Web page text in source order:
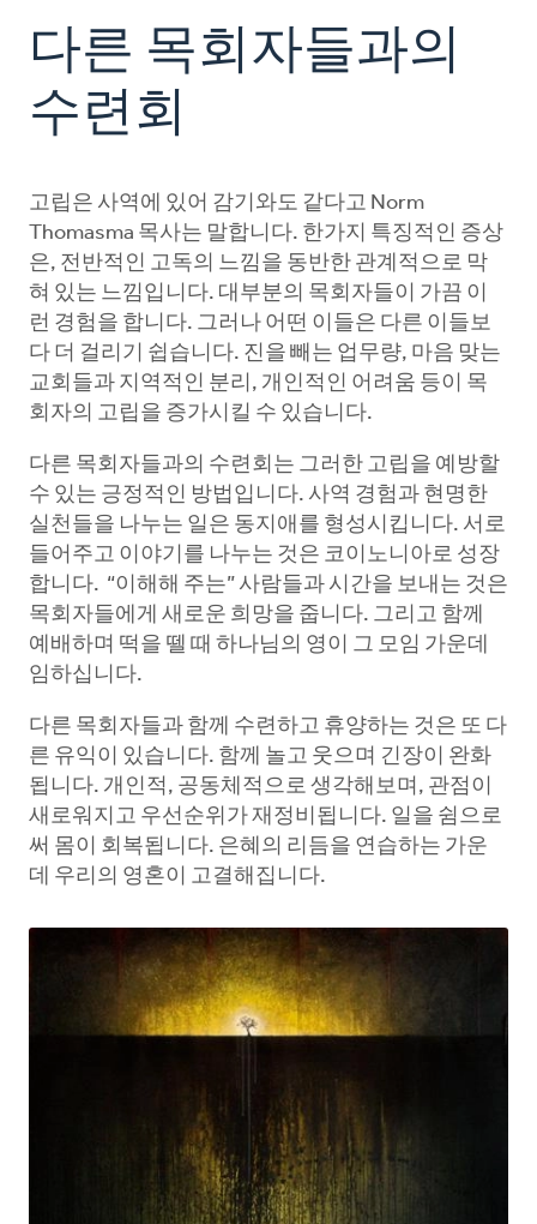
Making Room for God
Spiritual Companion
Peer Group
Retreating
Ongoing Rhythm
다른 목회자들과의
수련회
고립은 사역에 있어 감기와도 같다고 Norm
Thomasma 목사는 말합니다. 한가지 특징적인 증상
은, 전반적인 고독의 느낌을 동반한 관계적으로 막
혀 있는 느낌입니다. 대부분의 목회자들이 가끔 이
런 경험을 합니다. 그러나 어떤 이들은 다른 이들보
다 더 걸리기 쉽습니다. 진을 빼는 업무량, 마음 맞는
교회들과 지역적인 분리, 개인적인 어려움 등이 목
회자의 고립을 증가시킬 수 있습니다.
다른 목회자들과의 수련회는 그러한 고립을 예방할
수 있는 긍정적인 방법입니다. 사역 경험과 현명한
실천들을 나누는 일은 동지애를 형성시킵니다. 서로
들어주고 이야기를 나누는 것은 코이노니아로 성장
합니다. “이해해 주는” 사람들과 시간을 보내는 것은
목회자들에게 새로운 희망을 줍니다. 그리고 함께
예배하며 떡을 뗄 때 하나님의 영이 그 모임 가운데
임하십니다.
다른 목회자들과 함께 수련하고 휴양하는 것은 또 다
른 유익이 있습니다. 함께 놀고 웃으며 긴장이 완화
됩니다. 개인적, 공동체적으로 생각해보며, 관점이
새로워지고 우선순위가 재정비됩니다. 일을 쉼으로
써 몸이 회복됩니다. 은혜의 리듬을 연습하는 가운
데 우리의 영혼이 고결해집니다.